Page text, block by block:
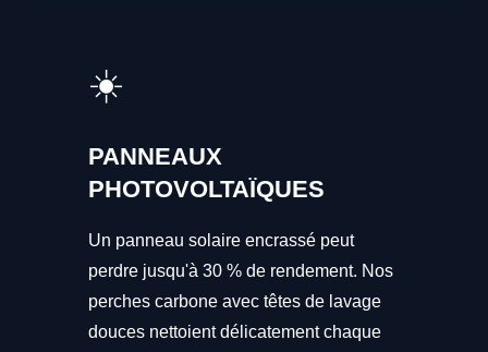
☀️
PANNEAUX
PHOTOVOLTAÏQUES
Un panneau solaire encrassé peut
perdre jusqu'à 30 % de rendement. Nos
perches carbone avec têtes de lavage
douces nettoient délicatement chaque